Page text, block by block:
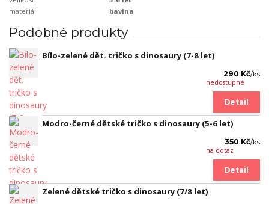
materiál:
bavlna
Podobné produkty
Bílo-zelené dět. tričko s dinosaury (7-8 let)
290 Kč/ks
nedostupné
Detail
Modro-černé dětské tričko s dinosaury (5-6 let)
350 Kč/ks
na dotaz
Detail
Zelené dětské tričko s dinosaury (7/8 let)